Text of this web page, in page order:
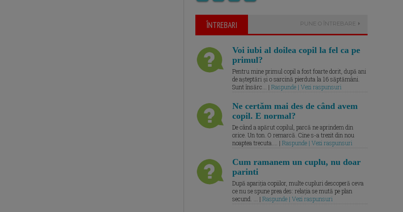
ÎNTREBARI PUNE O ÎNTREBARE
Voi iubi al doilea copil la fel ca pe
primul?
Pentru mine primul copil a fost foarte dorit, după ani
de așteptări și o sarcină pierduta la 16 săptămâni.
Sunt însărc... | Raspunde | Vezi raspunsuri
Ne certăm mai des de când avem
copil. E normal?
De când a apărut copilul, parcă ne aprindem din
orice. Un ton. O remarcă. Cine s-a trezit din nou
noaptea trecuta.... | Raspunde | Vezi raspunsuri
Cum ramanem un cuplu, nu doar
parinti
După apariția copiilor, multe cupluri descoperă ceva
ce nu se spune prea des: relația se mută pe plan
secund. ... | Raspunde | Vezi raspunsuri